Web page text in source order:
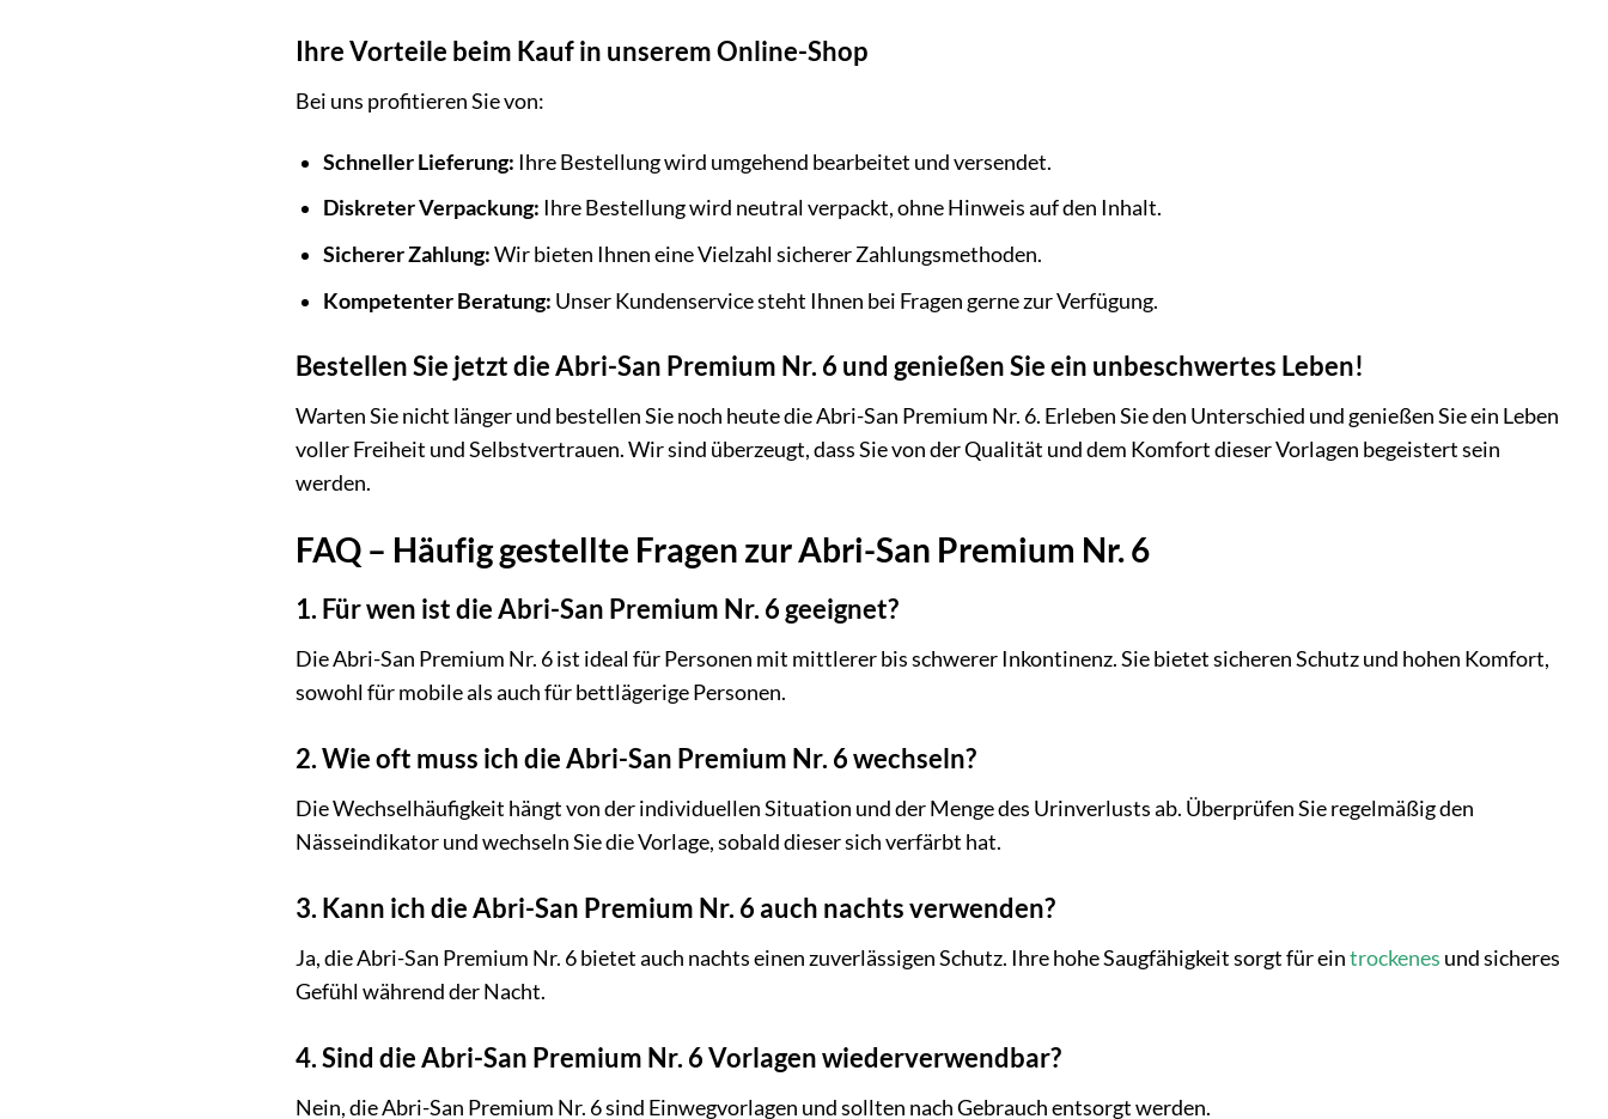
Ihre Vorteile beim Kauf in unserem Online-Shop
Bei uns profitieren Sie von:
Schneller Lieferung: Ihre Bestellung wird umgehend bearbeitet und versendet.
Diskreter Verpackung: Ihre Bestellung wird neutral verpackt, ohne Hinweis auf den Inhalt.
Sicherer Zahlung:Wir bieten Ihnen eine Vielzahl sicherer Zahlungsmethoden.
Kompetenter Beratung: Unser Kundenservice steht Ihnen bei Fragen gerne zur Verfügung.
Bestellen Sie jetzt die Abri-San Premium Nr. 6 und genießen Sie ein unbeschwertes Leben!
Warten Sie nicht länger und bestellen Sie noch heute die Abri-San Premium Nr. 6. Erleben Sie den Unterschied und genießen Sie ein Leben
voller Freiheit und Selbstvertrauen. Wir sind überzeugt, dass Sie von der Qualität und dem Komfort dieser Vorlagen begeistert sein
werden.
FAQ – Häufig gestellte Fragen zur Abri-San Premium Nr. 6
1. Für wen ist die Abri-San Premium Nr. 6 geeignet?
Die Abri-San Premium Nr. 6 ist ideal für Personen mit mittlerer bis schwerer Inkontinenz. Sie bietet sicheren Schutz und hohen Komfort,
sowohl für mobile als auch für bettlägerige Personen.
2. Wie oft muss ich die Abri-San Premium Nr. 6 wechseln?
Die Wechselhäufigkeit hängt von der individuellen Situation und der Menge des Urinverlusts ab. Überprüfen Sie regelmäßig den
Nässeindikator und wechseln Sie die Vorlage, sobald dieser sich verfärbt hat.
3. Kann ich die Abri-San Premium Nr. 6 auch nachts verwenden?
Ja, die Abri-San Premium Nr. 6 bietet auch nachts einen zuverlässigen Schutz. Ihre hohe Saugfähigkeit sorgt für eintrockenes und sicheres
Gefühl während der Nacht.
4. Sind die Abri-San Premium Nr. 6 Vorlagen wiederverwendbar?
Nein, die Abri-San Premium Nr. 6 sind Einwegvorlagen und sollten nach Gebrauch entsorgt werden.